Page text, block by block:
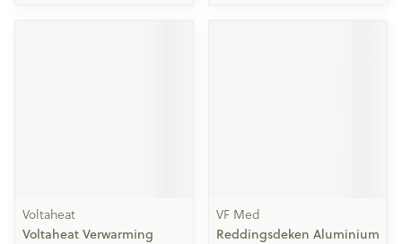
Voltaheat
Voltaheat Verwarming
VF Med
Reddingsdeken Aluminium